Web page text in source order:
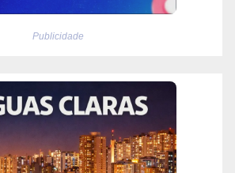
Publicidade